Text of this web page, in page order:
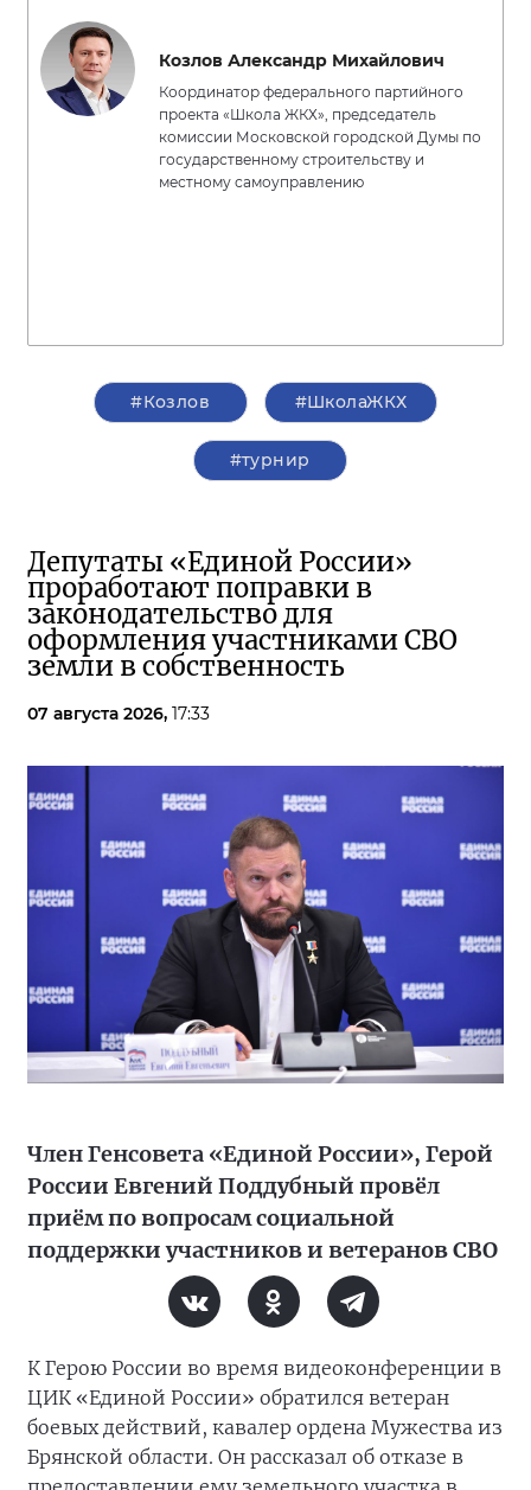
Козлов Александр Михайлович
Координатор федерального партийного
проекта «Школа ЖКХ», председатель
комиссии Московской городской Думы по
государственному строительству и
местному самоуправлению
#Козлов #ШколаЖКХ
#турнир
Депутаты «Единой России»
проработают поправки в
законодательство для
оформления участниками СВО
земли в собственность
07 августа 2026, 17:33
Член Генсовета «Единой России», Герой
России Евгений Поддубный провёл
приём по вопросам социальной
поддержки участников и ветеранов СВО
К Герою России во время видеоконференции в
ЦИК «Единой России» обратился ветеран
боевых действий, кавалер ордена Мужества из
Брянской области. Он рассказал об отказе в